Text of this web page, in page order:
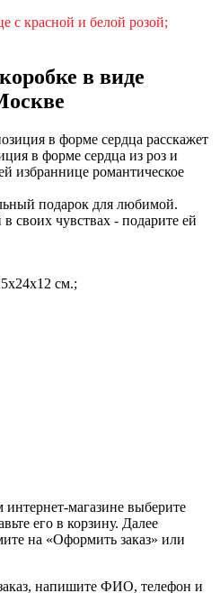
с красной и белой розой;
в виде
в форме сердца расскажет
в форме сердца из роз и
избраннице романтическое
подарок для любимой.
своих чувствах - подарите ей
см.;
магазине выберите
его в корзину. Далее
на «Оформить заказ» или
напишите ФИО, телефон и